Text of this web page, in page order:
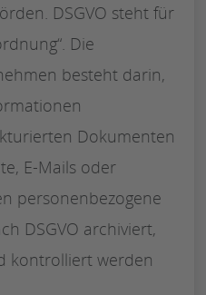
DSGVO steht für
Die
besteht darin,
Dokumenten
E-Mails oder
personenbezogene
DSGVO archiviert,
kontrolliert werden